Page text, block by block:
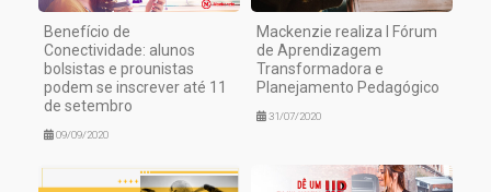
Benefício de
Conectividade: alunos
bolsistas e prounistas
podem se inscrever até 11
de setembro
09/09/2020
Mackenzie realiza I Fórum
de Aprendizagem
Transformadora e
Planejamento Pedagógico
31/07/2020